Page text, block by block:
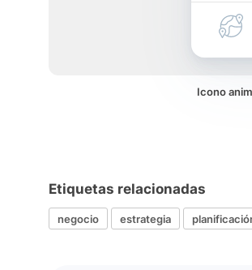
Icono
Etiquetas relacionadas
negocio estrategia